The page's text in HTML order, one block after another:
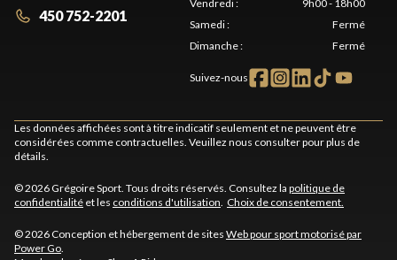
450 752-2201
Vendredi:
9h00 - 18h00
Samedi:
Fermé
Dimanche: Fermé
Suivez-nous
Les données affichées sont à titre indicatif seulement et ne peuvent être
considérées comme contractuelles. Veuillez nous consulter pour plus de
détails.
© 2026 Grégoire Sport. Tous droits réservés. Consultez la politique de
confidentialité et les conditions d'utilisation. Choix de consentement.
© 2026 Conception et hébergement de sites Web pour sport motorisé par
Power Go.